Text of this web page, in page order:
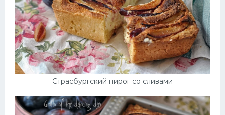
Страсбургский пирог со сливами